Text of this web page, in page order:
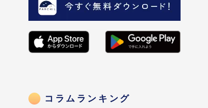
コラムランキング